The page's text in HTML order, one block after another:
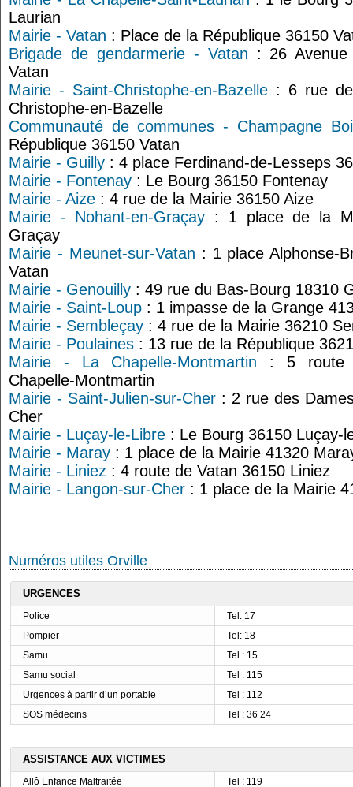
Laurian
Mairie - Vatan : Place de la République 36150
Brigade de gendarmerie - Vatan : 26
Vatan
Mairie - Saint-Christophe-en-Bazelle : 6 rue
Christophe-en-Bazelle
Communauté de communes - Champagne
République 36150 Vatan
Mairie - Guilly : 4 place Ferdinand-de-Lesseps
Mairie - Fontenay : Le Bourg 36150 Fontenay
Mairie - Aize : 4 rue de la Mairie 36150 Aize
Mairie - Nohant-en-Graçay : 1 place de la
Graçay
Mairie - Meunet-sur-Vatan : 1 place Alphonse-
Vatan
Mairie - Genouilly : 49 rue du Bas-Bourg 18310
Mairie - Saint-Loup : 1 impasse de la Grange
Mairie - Sembleçay : 4 rue de la Mairie 36210
Mairie - Poulaines : 13 rue de la République
Mairie - La Chapelle-Montmartin : 5 route
Chapelle-Montmartin
Mairie - Saint-Julien-sur-Cher : 2 rue des
Cher
Mairie - Luçay-le-Libre : Le Bourg 36150 Luçay-
Mairie - Maray : 1 place de la Mairie 41320
Mairie - Liniez : 4 route de Vatan 36150 Liniez
Mairie - Langon-sur-Cher : 1 place de la Mairie
Numéros utiles Orville
URGENCES
Police
Tel: 17
Pompier
Tel: 18
Samu
Tel : 15
Samu social
Tel : 115
Urgences à partir d’un portable
Tel : 112
SOS médecins
Tel : 36 24
ASSISTANCE AUX VICTIMES
Allô Enfance Maltraitée
Tel : 119